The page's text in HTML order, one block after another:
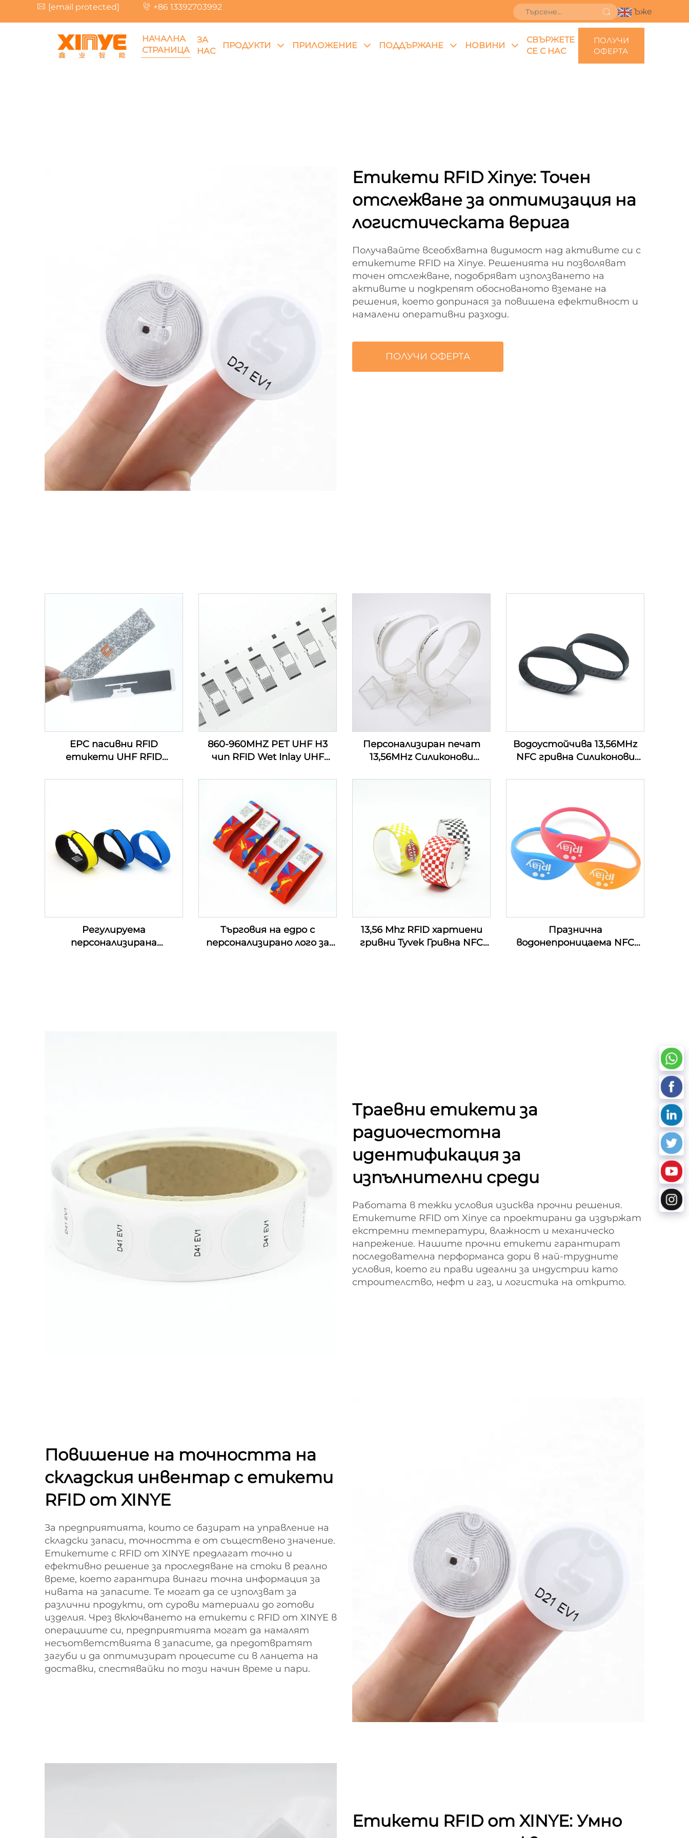
[email protected] +86 13392703992 Ъже
НАЧАЛНА
СТРАНИЦА
ЗА
НАС
ПРОДУКТИ ПРИЛОЖЕНИЕ ПОДДЪРЖАНЕ НОВИНИ
СВЪРЖЕТЕ
СЕ С НАС
ПОЛУЧИ
ОФЕРТА
Етикети RFID Xinye: Точен
отслежване за оптимизация на
логистическата верига
Получавайте всеобхватна видимост над активите си с
етикетите RFID на Xinye. Решенията ни позволяват
точен отслежване, подобряват използването на
активите и подкрепят обоснованото вземане на
решения, което допринася за повишена ефективност и
намалени оперативни разходи.
ПОЛУЧИ ОФЕРТА
EPC пасивни RFID
етикети UHF RFID
управление на инвентара
860-960MHZ PET UHF H3
чип RFID Wet Inlay UHF
Инкрустация
Персонализиран печат
13,56MHz Силиконови
маншети
Водоустойчива 13,56MHz
NFC гривна Силиконови
за безкасово плащане
Регулируема
персонализирана
Търговия на едро с
персонализирано лого за
13,56 Mhz RFID хартиени
гривни Tyvek Гривна NFC
Празнична
водонепроницаема NFC
Траевни етикети за
радиочестотна
идентификация за
изпълнителни среди
Работата в тежки условия изисква прочни решения.
Етикетите RFID от Xinye са проектирани да издържат
екстремни температури, влажност и механическо
напрежение. Нашите прочни етикети гарантират
последователна перформанса дори в най-трудните
условия, което ги прави идеални за индустрии като
строителство, нефт и газ, и логистика на открито.
Повишение на точността на
складския инвентар с етикети
RFID от XINYE
За предприятията, които се базират на управление на
складски запаси, точността е от съществено значение.
Етикетите с RFID от XINYE предлагат точно и
ефективно решение за проследяване на стоки в реално
време, което гарантира винаги точна информация за
нивата на запасите. Те могат да се използват за
различни продукти, от сурови материали до готови
изделия. Чрез включването на етикети с RFID от XINYE в
операциите си, предприятията могат да намалят
несъответствията в запасите, да предотвратят
загуби и да оптимизират процесите си в ланцета на
доставки, спестявайки по този начин време и пари.
Етикети RFID от XINYE: Умно